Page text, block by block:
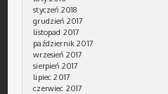
styczeń 2018
grudzień 2017
listopad 2017
październik 2017
wrzesień 2017
sierpień 2017
lipiec 2017
czerwiec 2017